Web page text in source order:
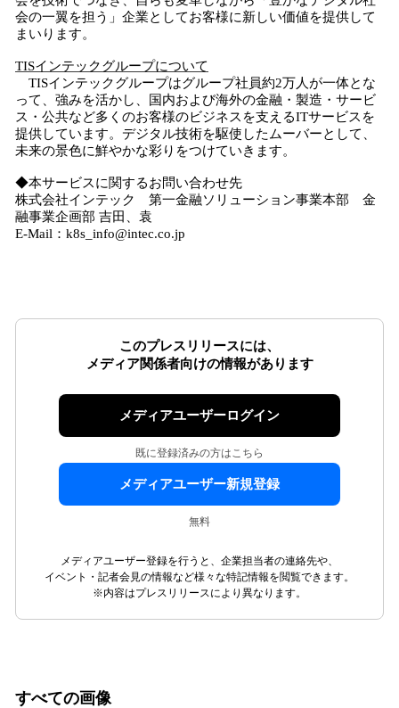
会の一翼を担う」企業としてお客様に新しい価値を提供して
まいります。
TISインテックグループについて
TISインテックグループはグループ社員約2万人が一体とな
って、強みを活かし、国内および海外の金融・製造・サービ
ス・公共など多くのお客様のビジネスを支えるITサービスを
提供しています。デジタル技術を駆使したムーバーとして、
未来の景色に鮮やかな彩りをつけていきます。
◆本サービスに関するお問い合わせ先
株式会社インテック 第一金融ソリューション事業本部 金
融事業企画部 吉田、袁
E-Mail：k8s_info@intec.co.jp
このプレスリリースには、
メディア関係者向けの情報があります
メディアユーザーログイン
既に登録済みの方はこちら
メディアユーザー新規登録
無料
メディアユーザー登録を行うと、企業担当者の連絡先や、
イベント・記者会見の情報など様々な特記情報を閲覧できます。
※内容はプレスリリースにより異なります。
すべての画像